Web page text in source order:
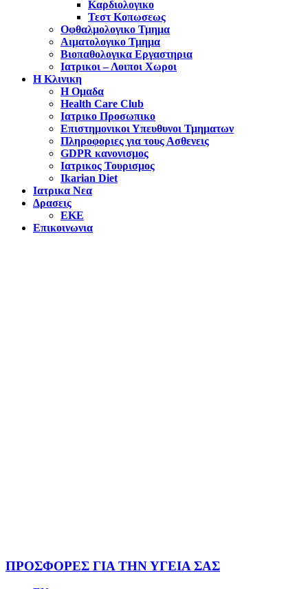
Καρδιολογικο
Τεστ Κοπωσεως
Οφθαλμολογικο Τμημα
Αιματολογικο Τμημα
Βιοπαθολογικα Εργαστηρια
Ιατρικοι – Λοιποι Χωροι
Η Κλινικη
Η Ομαδα
Health Care Club
Ιατρικο Προσωπικο
Επιστημονικοι Υπευθυνοι Τμηματων
Πληροφοριες για τους Ασθενεις
GDPR κανονισμος
Ιατρικος Τουρισμος
Ikarian Diet
Ιατρικα Νεα
Δρασεις
ΕΚΕ
Επικοινωνια
ΠΡΟΣΦΟΡΕΣ ΓΙΑ ΤΗΝ ΥΓΕΙΑ ΣΑΣ